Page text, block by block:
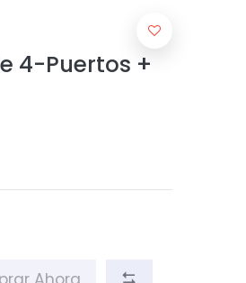
4-Puertos +